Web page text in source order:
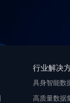
行业解决
具身智能数
高质量数据